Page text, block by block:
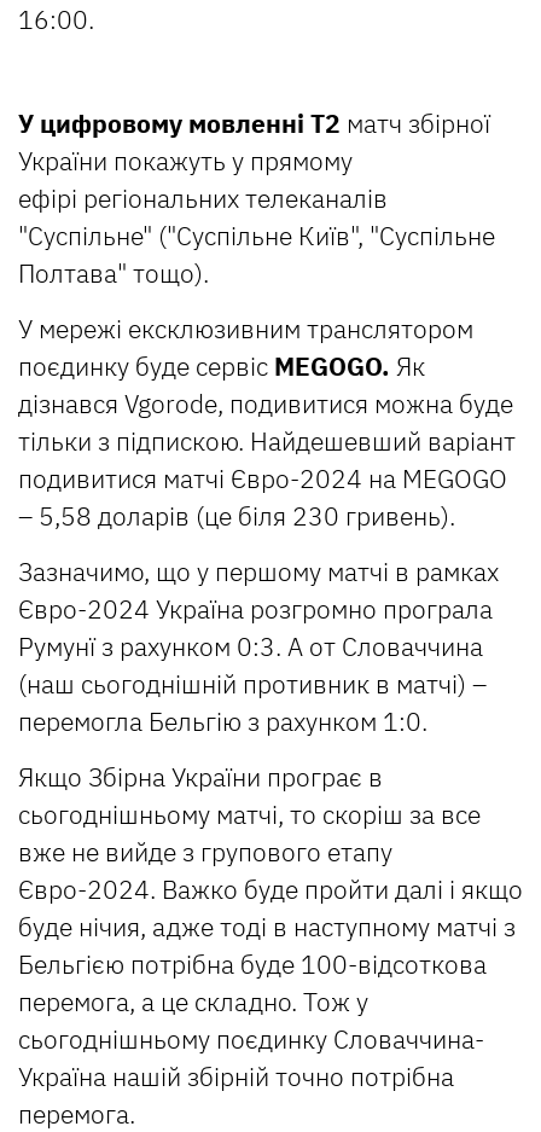
16:00.
У цифровому мовленні T2 матч збірної
України покажуть у прямому
ефірі регіональних телеканалів
"Суспільне" ("Суспільне Київ", "Суспільне
Полтава" тощо).
У мережі ексклюзивним транслятором
поєдинку буде сервіс MEGOGO. Як
дізнався Vgorode, подивитися можна буде
тільки з підпискою. Найдешевший варіант
подивитися матчі Євро-2024 на MEGOGO
– 5,58 доларів (це біля 230 гривень).
Зазначимо, що у першому матчі в рамках
Євро-2024 Україна розгромно програла
Румунї з рахунком 0:3. А от Словаччина
(наш сьогоднішній противник в матчі) –
перемогла Бельгію з рахунком 1:0.
Якщо Збірна України програє в
сьогоднішньому матчі, то скоріш за все
вже не вийде з групового етапу
Євро-2024. Важко буде пройти далі і якщо
буде нічия, адже тоді в наступному матчі з
Бельгією потрібна буде 100-відсоткова
перемога, а це складно. Тож у
сьогоднішньому поєдинку Словаччина-
Україна нашій збірній точно потрібна
перемога.